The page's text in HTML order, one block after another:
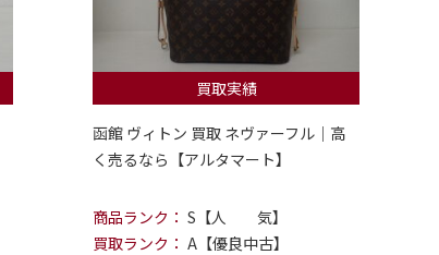
買取実績
函館 ヴィトン 買取 ネヴァーフル｜高
く売るなら【アルタマート】
商品ランク： S【人 気】
買取ランク： A【優良中古】